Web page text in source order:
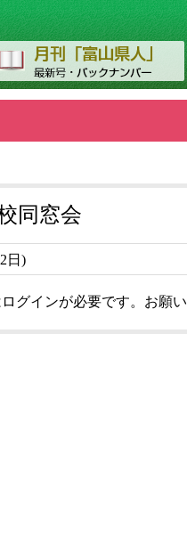
同窓会
日)
グインが必要です。お願い